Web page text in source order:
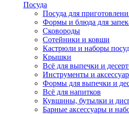
Посуда
Посуда для
Формы и блюда для
Сковороды
Сотейники и ковши
Кастрюли и наборы
Крышки
Всё для выпечки и
Инструменты и
Формы для выпечки и
Всё для напитков
Кувшины, бутылки и
Барные аксессуары и